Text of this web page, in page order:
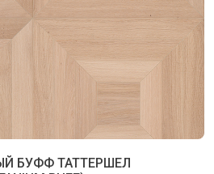
БУФФ ТАТТЕРШЕЛ